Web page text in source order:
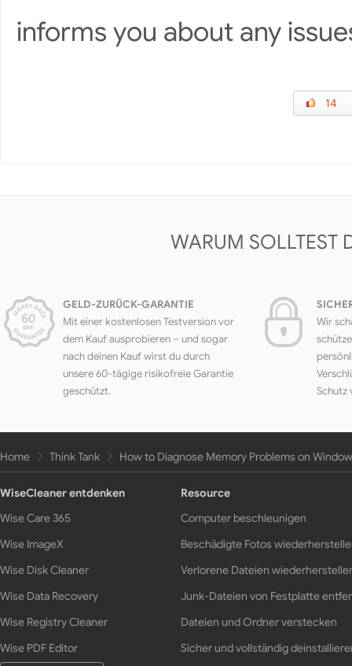
informs you about any
14
WARUM SOLLTEST
GELD-ZURÜCK-GARANTIE
Mit einer kostenlosen Testversion vor
dem Kauf ausprobieren – und sogar
nach deinen Kauf wirst du durch
unsere 60-tägige risikofreie Garantie
geschützt.
Wir
Schutz
Home Think Tank How to Diagnose Memory Problems on
WiseCleaner entdenken
Wise Care 365
Wise ImageX
Wise Disk Cleaner
Wise Data Recovery
Wise Registry Cleaner
Wise PDF Editor
Resource
Computer beschleunigen
Beschädigte Fotos
Verlorene Dateien
Junk-Dateien von Festplatte
Dateien und Ordner verstecken
Sicher und vollständig